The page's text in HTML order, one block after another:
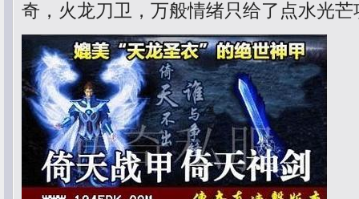
奇，火龙刀卫，万般情绪只给了点水光芒